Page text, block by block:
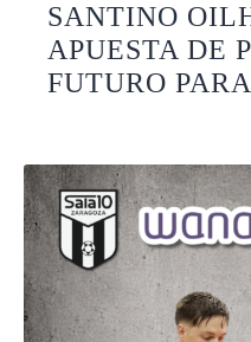
SANTINO
APUESTA DE
FUTURO